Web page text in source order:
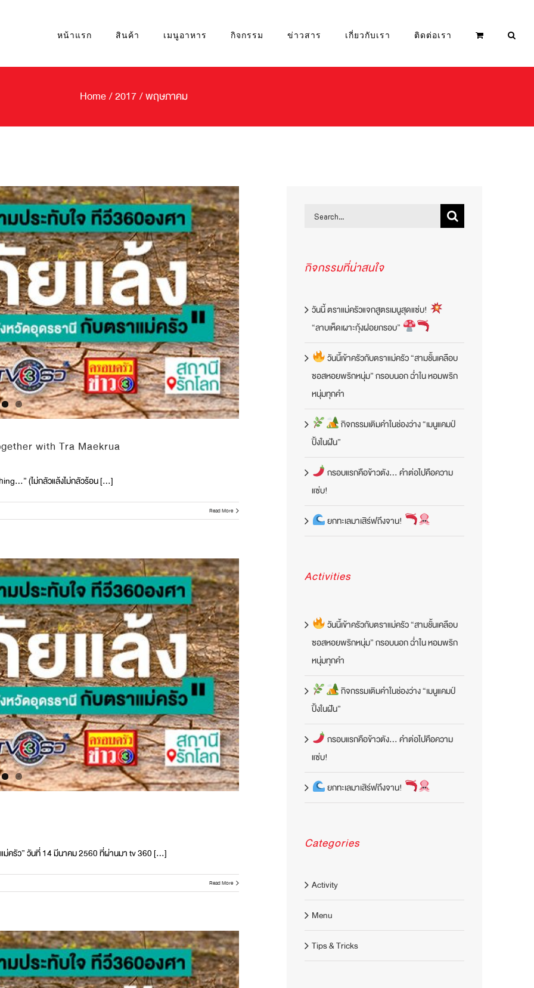
หน้าแรก สินค้า เมนูอาหาร กิจกรรม ข่าวสาร เกี่ยวกับเรา ติดต่อเรา
Home/2017/พฤษภาคม
with Tra Maekrua
(ไม่กลัวแล้งไม่กลัวร้อน [...]
Read More
ครัว” วันที่ 14 มีนาคม 2560 ที่ผ่านมา tv 360 [...]
Read More
Search
กิจกรรมที่น่าสนใจ
วันนี้ ตราแม่ครัวแจกสูตรเมนูสุดแซ่บ!
“ลาบเห็ดเผาะกุ้งฝอยกรอบ”
วันนี้เข้าครัวกับตราแม่ครัว “สามชั้นเคลือบ
ซอสหอยพริกหนุ่ม” กรอบนอก ฉ่ำใน หอมพริก
หนุ่มทุกคำ
กิจกรรมเติมคำในช่องว่าง “เมนูแคมป์
ปิ้งในฝัน”
กรอบแรกคือข้าวตัง… คำต่อไปคือความ
แซ่บ!
ยกทะเลมาเสิร์ฟถึงจาน!
Activities
วันนี้เข้าครัวกับตราแม่ครัว “สามชั้นเคลือบ
ซอสหอยพริกหนุ่ม” กรอบนอก ฉ่ำใน หอมพริก
หนุ่มทุกคำ
กิจกรรมเติมคำในช่องว่าง “เมนูแคมป์
ปิ้งในฝัน”
กรอบแรกคือข้าวตัง… คำต่อไปคือความ
แซ่บ!
ยกทะเลมาเสิร์ฟถึงจาน!
Categories
Activity
Menu
Tips & Tricks